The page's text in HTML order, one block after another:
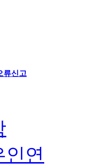
류신고
연